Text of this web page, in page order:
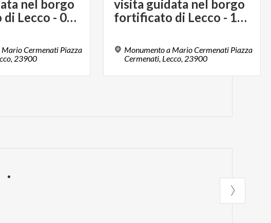
nel borgo
fortificato di Lecco - 04 settembre 2026
Cermenati Piazza
23900
visita guidata nel borgo
fortificato di Lecco - 18 settembre 2026
Monumento a Mario Cermenati Piazza
Cermenati, Lecco, 23900